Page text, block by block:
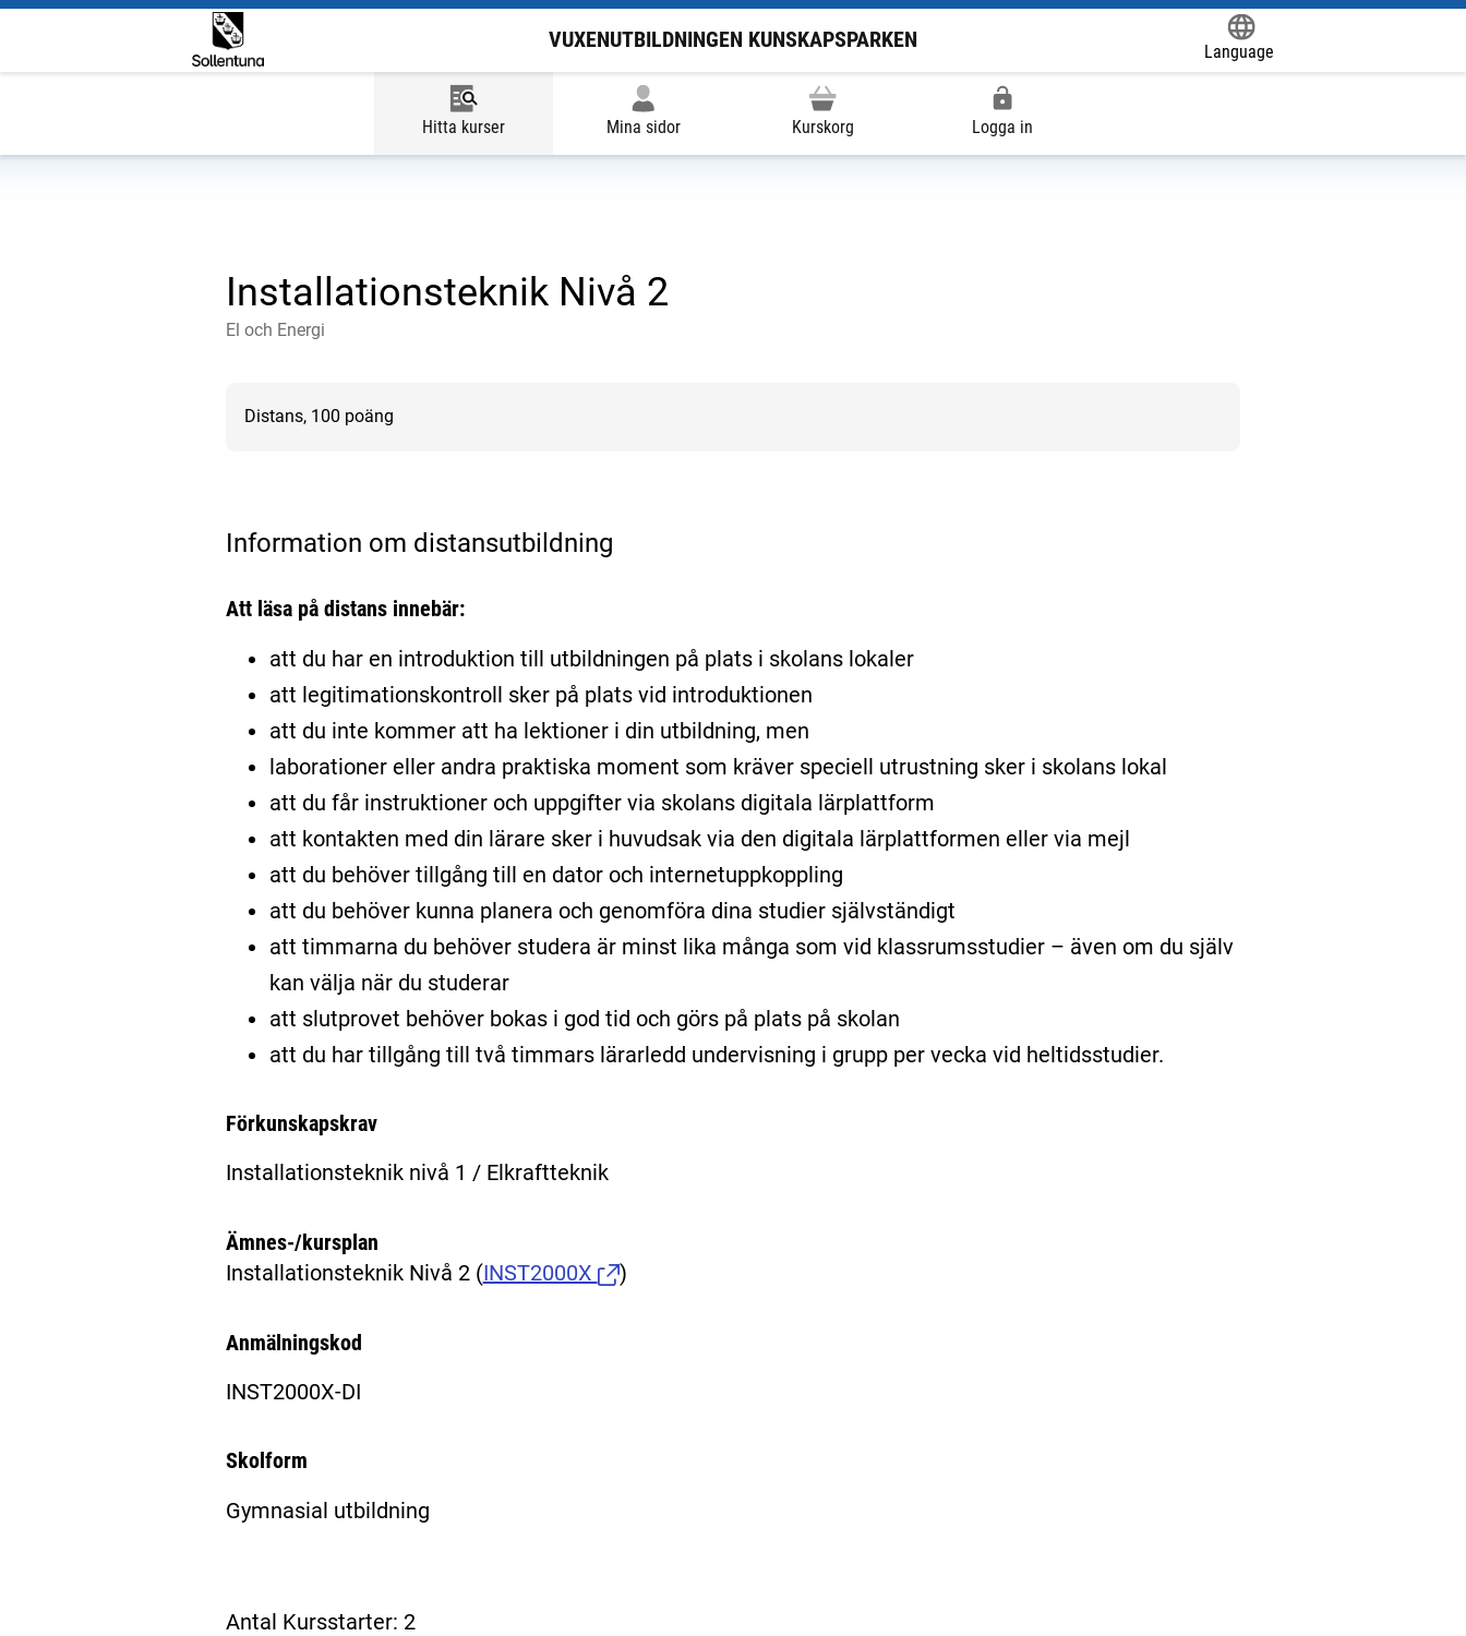
VUXENUTBILDNINGEN KUNSKAPSPARKEN
Language
Hitta kurser Mina sidor Kurskorg Logga in
Installationsteknik Nivå 2
El och Energi
Distans, 100 poäng
Information om distansutbildning
Att läsa på distans innebär:
att du har en introduktion till utbildningen på plats i skolans lokaler
att legitimationskontroll sker på plats vid introduktionen
att du inte kommer att ha lektioner i din utbildning, men
laborationer eller andra praktiska moment som kräver speciell utrustning sker i skolans lokal
att du får instruktioner och uppgifter via skolans digitala lärplattform
att kontakten med din lärare sker i huvudsak via den digitala lärplattformen eller via mejl
att du behöver tillgång till en dator och internetuppkoppling
att du behöver kunna planera och genomföra dina studier självständigt
att timmarna du behöver studera är minst lika många som vid klassrumsstudier – även om du själv
kan välja när du studerar
att slutprovet behöver bokas i god tid och görs på plats på skolan
att du har tillgång till två timmars lärarledd undervisning i grupp per vecka vid heltidsstudier.
Förkunskapskrav
Installationsteknik nivå 1 / Elkraftteknik
Ämnes-/kursplan
Installationsteknik Nivå 2 (INST2000X )
Anmälningskod
INST2000X-DI
Skolform
Gymnasial utbildning
Antal Kursstarter: 2